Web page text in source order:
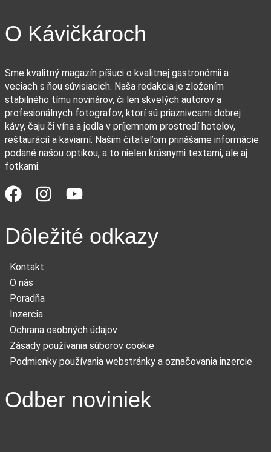
O Kávičkároch
Sme kvalitný magazín píšuci o kvalitnej gastronómii a
veciach s ňou súvisiacich. Naša redakcia je zložením
stabilného tímu novinárov, či len skvelých autorov a
profesionálnych fotografov, ktorí sú priaznivcami dobrej
kávy, čaju či vína a jedla v príjemnom prostredí hotelov,
reštaurácií a kaviarní. Našim čitateľom prinášame informácie
podané našou optikou, a to nielen krásnymi textami, ale aj
fotkami.
Dôležité odkazy
Kontakt
O nás
Poradňa
Inzercia
Ochrana osobných údajov
Zásady používania súborov cookie
Podmienky používania webstránky a označovania inzercie
Odber noviniek